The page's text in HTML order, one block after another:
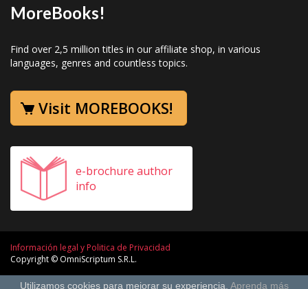
MoreBooks!
Find over 2,5 million titles in our affiliate shop, in various
languages, genres and countless topics.
Visit MOREBOOKS!
e-brochure author
info
Información legal y Politica de Privacidad
Copyright © OmniScriptum S.R.L.
Utilizamos cookies para mejorar su experiencia. Aprenda más